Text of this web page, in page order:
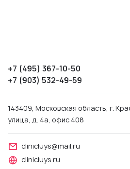
+7 (495) 367-10-50
+7 (903) 532-49-59
143409, Московская область, г.
улица, д. 4а, офис 408
clinicluys@mail.ru
clinicluys.ru